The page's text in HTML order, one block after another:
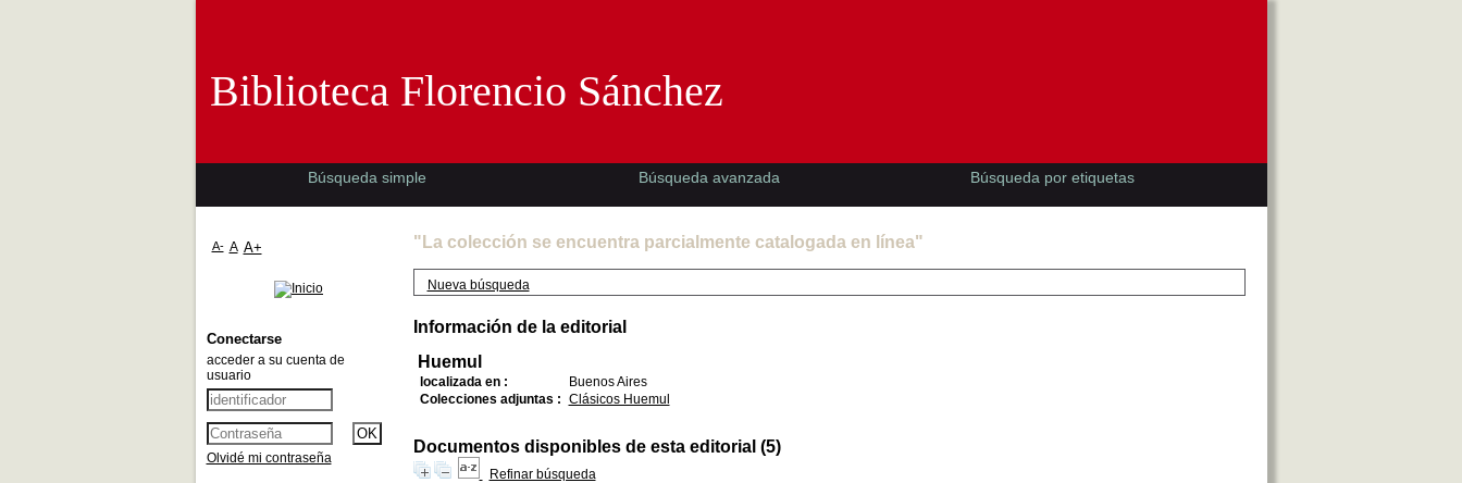
"La colección se encuentra parcialmente catalogada en línea"
Nueva búsqueda
Información de la editorial
Huemul
localizada en :
Buenos Aires
Colecciones adjuntas : Clásicos Huemul
Documentos disponibles de esta editorial (5)
Refinar búsqueda
Biblioteca Florencio Sánchez
Búsqueda simple Búsqueda avanzada Búsqueda por etiquetas
A- A A+
Conectarse
acceder a su cuenta de
usuario
Olvidé mi contraseña